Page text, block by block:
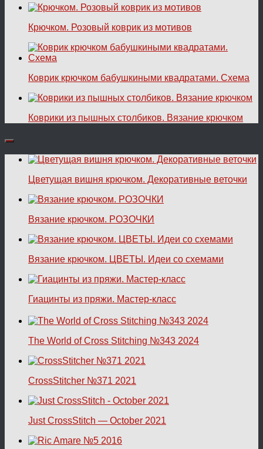
Крючком. Розовый коврик из мотивов
Коврик крючком бабушкиными квадратами. Схема
Коврики из пышных столбиков. Вязание крючком
Цветущая вишня крючком. Декоративные веточки
Вязание крючком. РОЗОЧКИ
Вязание крючком. ЦВЕТЫ. Идеи со схемами
Гиацинты из пряжи. Мастер-класс
The World of Cross Stitching №343 2024
CrossStitcher №371 2021
Just CrossStitch — October 2021